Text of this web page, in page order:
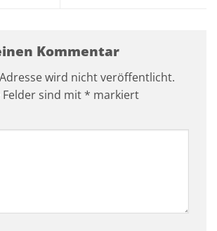
Kommentar
wird nicht veröffentlicht.
sind mit * markiert